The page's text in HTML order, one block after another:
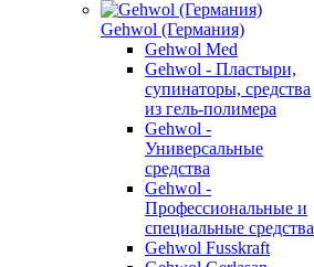
Gehwol (Германия)
Gehwol Med
Gehwol - Пластыри,
супинаторы, средства
из гель-полимера
Gehwol -
Универсальные
средства
Gehwol -
Профессиональные и
специальные средства
Gehwol Fusskraft